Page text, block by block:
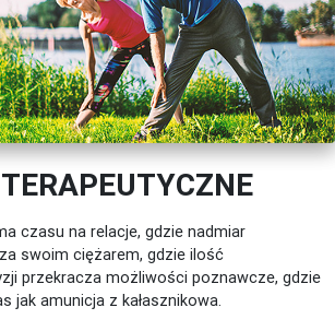
czasu na relacje, gdzie nadmiar
swoim ciężarem, gdzie ilość
przekracza możliwości poznawcze, gdzie
jak amunicja z kałasznikowa.